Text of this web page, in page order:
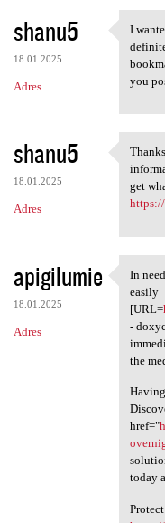
shanu5
18.01.2025
Adres
I
I
you
shanu5
18.01.2025
Adres
get
apigilumie
18.01.2025
Adres
In
In
easily
[URL=
-
the
href="
today